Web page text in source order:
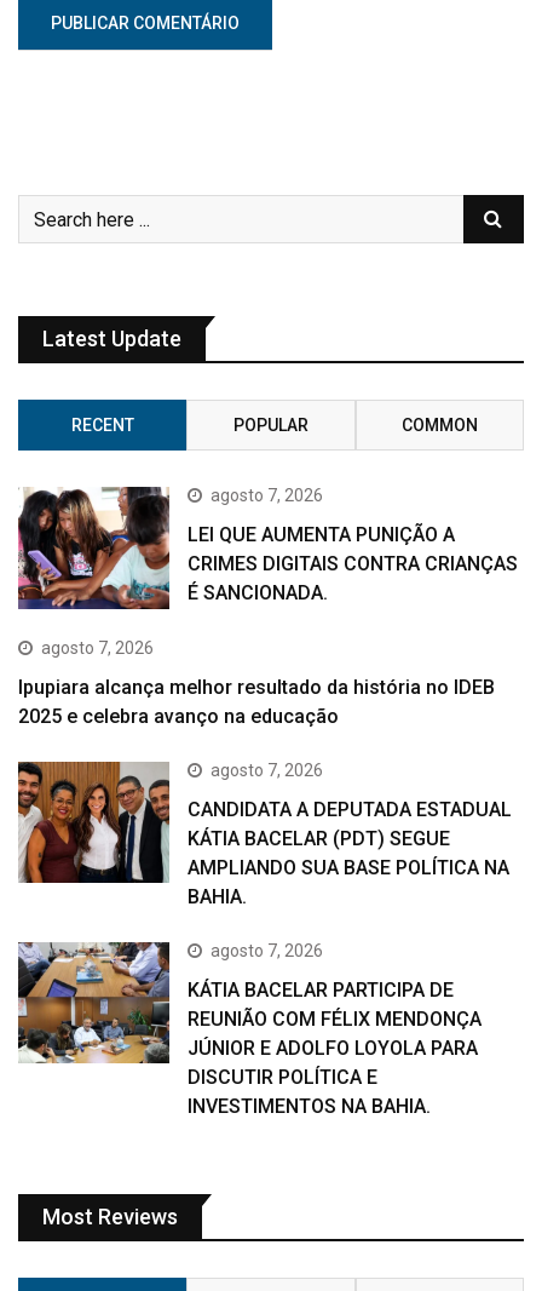
Latest Update
RECENT POPULAR COMMON
agosto 7, 2026
LEI QUE AUMENTA PUNIÇÃO A
CRIMES DIGITAIS CONTRA CRIANÇAS
É SANCIONADA.
agosto 7, 2026
Ipupiara alcança melhor resultado da história no IDEB
2025 e celebra avanço na educação
agosto 7, 2026
CANDIDATA A DEPUTADA ESTADUAL
KÁTIA BACELAR (PDT) SEGUE
AMPLIANDO SUA BASE POLÍTICA NA
BAHIA.
agosto 7, 2026
KÁTIA BACELAR PARTICIPA DE
REUNIÃO COM FÉLIX MENDONÇA
JÚNIOR E ADOLFO LOYOLA PARA
DISCUTIR POLÍTICA E
INVESTIMENTOS NA BAHIA.
Most Reviews